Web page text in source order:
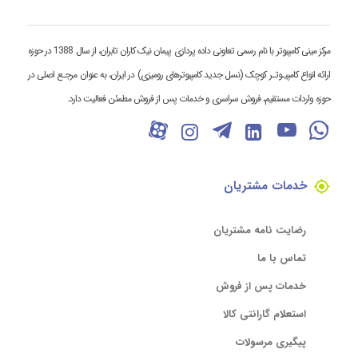
مرکز مینی کامپیوتر با نام رسمی تعاونی داده پردازی پیمان نیک کاران تابران، از سال 1388 در حوزه
ارائه انواع کامپیـوتـر کوچک (نسل جدید کامپیوترهای رومیزی) در ایران، به عنوان مرجـع اصلی در
حوزه واردات مستقیم، فروش سراسری و خدمات پس از فروش مطمئن فعالیت دارد.
خدمات مشتریان
رضایت نامه مشتریان
تماس با ما
خدمات پس از فروش
استعلام گارانتی کالا
پیگیری مرسولات